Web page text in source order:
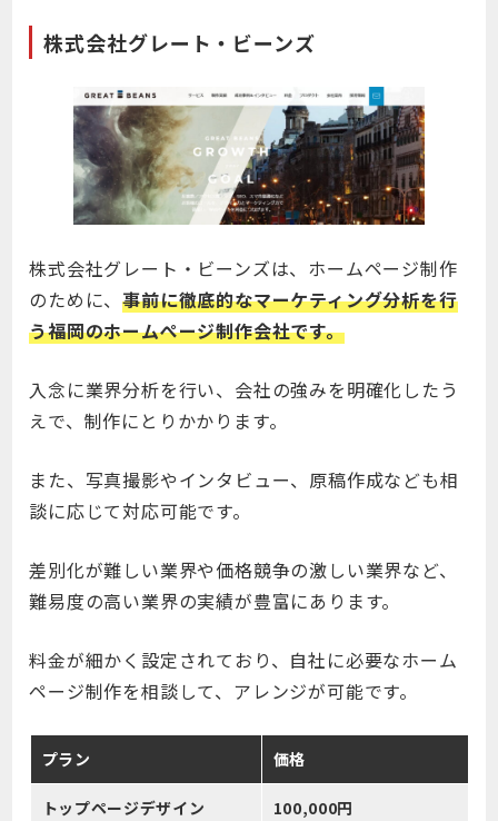
株式会社グレート・ビーンズ
株式会社グレート・ビーンズは、ホームページ制作
のために、事前に徹底的なマーケティング分析を行
う福岡のホームぺージ制作会社です。
入念に業界分析を行い、会社の強みを明確化したう
えで、制作にとりかかります。
また、写真撮影やインタビュー、原稿作成なども相
談に応じて対応可能です。
差別化が難しい業界や価格競争の激しい業界など、
難易度の高い業界の実績が豊富にあります。
料金が細かく設定されており、自社に必要なホーム
ページ制作を相談して、アレンジが可能です。
プラン 価格
トップページデザイン 100,000円